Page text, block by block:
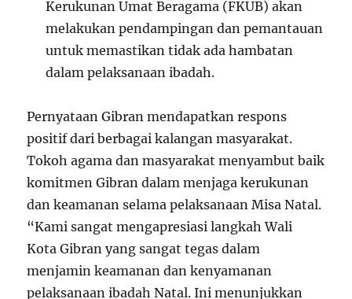
Kerukunan Umat Beragama (FKUB) akan
melakukan pendampingan dan pemantauan
untuk memastikan tidak ada hambatan
dalam pelaksanaan ibadah.
Pernyataan Gibran mendapatkan respons
positif dari berbagai kalangan masyarakat.
Tokoh agama dan masyarakat menyambut baik
komitmen Gibran dalam menjaga kerukunan
dan keamanan selama pelaksanaan Misa Natal.
“Kami sangat mengapresiasi langkah Wali
Kota Gibran yang sangat tegas dalam
menjamin keamanan dan kenyamanan
pelaksanaan ibadah Natal. Ini menunjukkan